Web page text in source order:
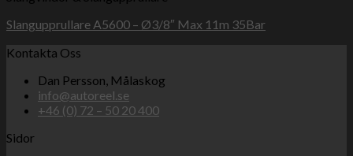
Slangupprullare A5600 – Ø3/8″ Max 11m 35Bar
Kontakta Oss
Dan Persson, Målaskog
info@autoreel.se
+46 (0) 72 – 50 20 400
Sidor